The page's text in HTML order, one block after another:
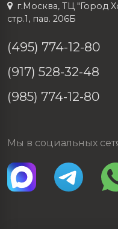
г.Москва, ТЦ "Город
стр.1, пав. 206Б
(495) 774-12-80
(917) 528-32-48
(985) 774-12-80
Мы в социальных